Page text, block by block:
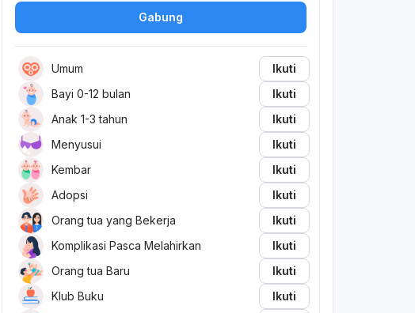
Gabung
Umum
Ikuti
Bayi 0-12 bulan
Ikuti
Anak 1-3 tahun
Ikuti
Menyusui
Ikuti
Kembar
Ikuti
Adopsi
Ikuti
Orang tua yang Bekerja
Ikuti
Komplikasi Pasca Melahirkan
Ikuti
Orang tua Baru
Ikuti
Klub Buku
Ikuti